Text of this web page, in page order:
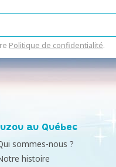
Politique de confidentialité.
au Québec
sommes-nous ?
histoire